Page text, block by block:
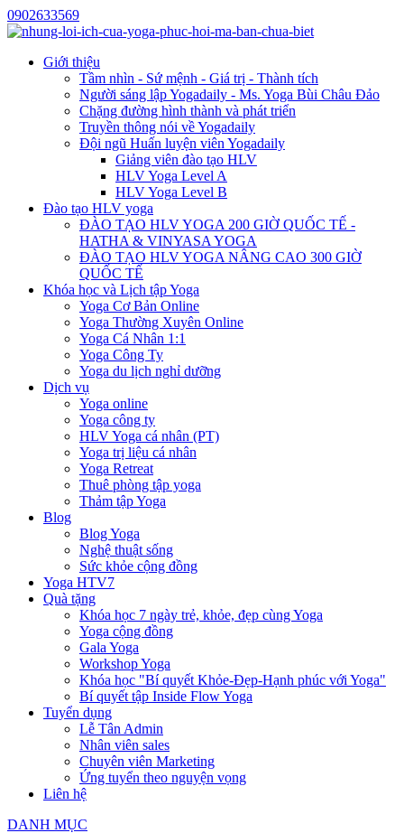
0902633569
Giới thiệu
Tầm nhìn - Sứ mệnh - Giá trị - Thành tích
Người sáng lập Yogadaily - Ms. Yoga Bùi Châu Đảo
Chặng đường hình thành và phát triển
Truyền thông nói về Yogadaily
Đội ngũ Huấn luyện viên Yogadaily
Giảng viên đào tạo HLV
HLV Yoga Level A
HLV Yoga Level B
Đào tạo HLV yoga
ĐÀO TẠO HLV YOGA 200 GIỜ QUỐC TẾ -
HATHA & VINYASA YOGA
ĐÀO TẠO HLV YOGA NÂNG CAO 300 GIỜ
QUỐC TẾ
Khóa học và Lịch tập Yoga
Yoga Cơ Bản Online
Yoga Thường Xuyên Online
Yoga Cá Nhân 1:1
Yoga Công Ty
Yoga du lịch nghỉ dưỡng
Dịch vụ
Yoga online
Yoga công ty
HLV Yoga cá nhân (PT)
Yoga trị liệu cá nhân
Yoga Retreat
Thuê phòng tập yoga
Thảm tập Yoga
Blog
Blog Yoga
Nghệ thuật sống
Sức khỏe cộng đồng
Yoga HTV7
Quà tặng
Khóa học 7 ngày trẻ, khỏe, đẹp cùng Yoga
Yoga cộng đồng
Gala Yoga
Workshop Yoga
Khóa học "Bí quyết Khỏe-Đẹp-Hạnh phúc với Yoga"
Bí quyết tập Inside Flow Yoga
Tuyển dụng
Lễ Tân Admin
Nhân viên sales
Chuyên viên Marketing
Ứng tuyển theo nguyện vọng
Liên hệ
DANH MỤC